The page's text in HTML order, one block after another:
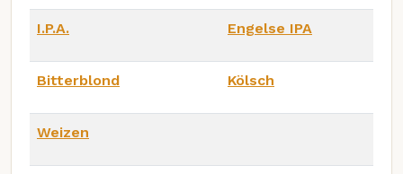
I.P.A. Engelse IPA
Bitterblond Kölsch
Weizen